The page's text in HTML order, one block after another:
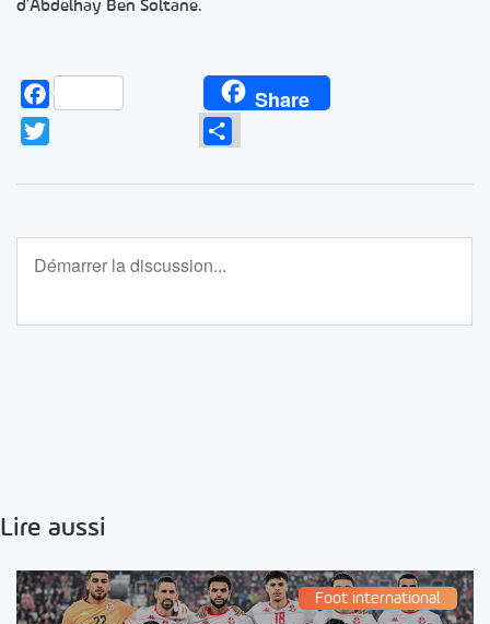
d’Abdelhay Ben Soltane.
Facebook Share
Lire aussi
Foot international